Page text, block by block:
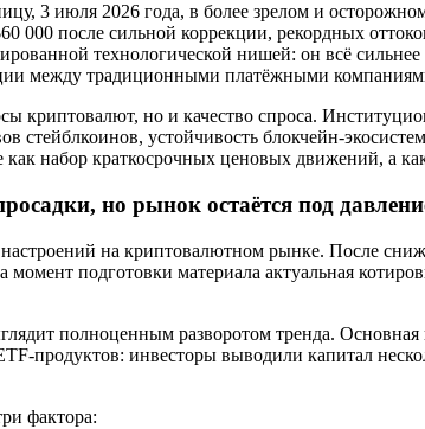
3 июля 2026 года, в более зрелом и
000 после сильной коррекции, рекордных
технологической нишей: он всё
между традиционными платёжными
криптовалют, но и качество спроса.
стейблкоинов, устойчивость блокчейн-
как набор краткосрочных ценовых движений, а
но рынок остаётся под
на криптовалютном рынке. После
момент подготовки материала актуальная
полноценным разворотом тренда.
продуктов: инвесторы выводили капитал
фактора: